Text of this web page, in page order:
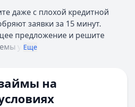
Барнаул
Белгород
Брянск
В
Барнаул
Белгород
Брянск
В
даже с плохой кредитной
заявки за 15 минут.
предложение и решите
емы у Еще
на